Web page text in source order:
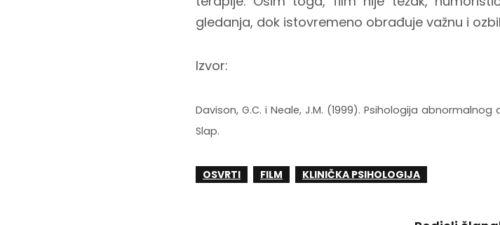
gledanja, dok istovremeno obrađuje važnu i
Izvor:
Davison, G.C. i Neale, J.M. (1999). Psihologija
Slap.
OSVRTI FILM KLINIČKA PSIHOLOGIJA